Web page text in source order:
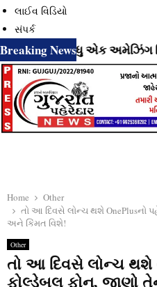
લાઈવ વિડિયો
સંપર્ક
Breaking News
છે વધુ એક અમેઝિંગ ફિચર્સ!
Home
Other
તો આ દિવસે લોન્ચ થશે OnePlusનો
અને કિંમત વિશે!
Other
તો આ દિવસે લોન્ચ થશે
ફોલ્ડેબલ ફોન, જાણો